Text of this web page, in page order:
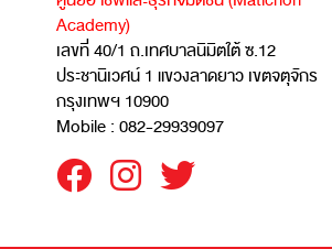
Academy)
เลขที่ 40/1 ถ.เทศบาลนิมิตใต้ ซ.12
ประชานิเวศน์ 1 แขวงลาดยาว เขตจตุจักร
กรุงเทพฯ 10900
Mobile : 082-29939097